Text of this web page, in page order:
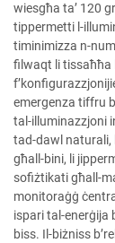
wiesgħa ta’ 120
tippermetti l-
timinimizza n-
filwaqt li tissaħħa
emergenza tiffru
tal-illuminazzjoni
tad-dawl naturali,
għall-bini, li
sofiżtikati għall-
monitoraġġ
ispari tal-enerġija
biss. Il-biżniss